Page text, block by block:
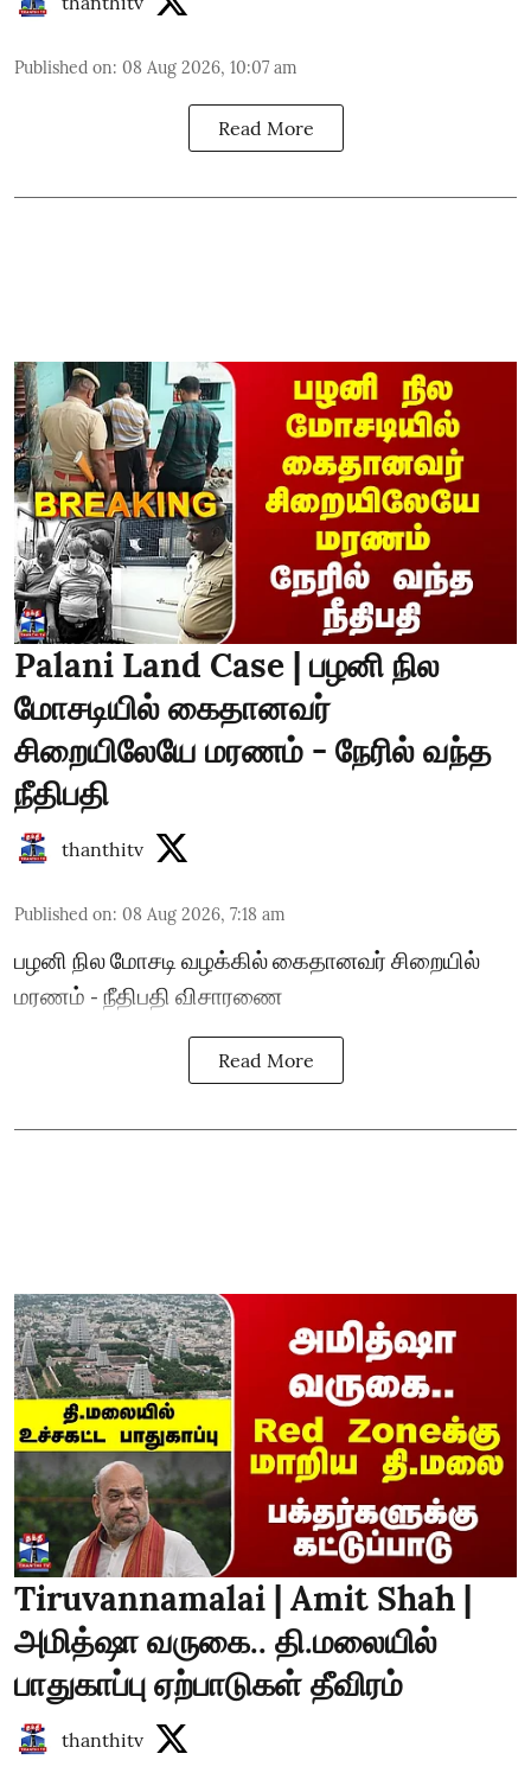
Published on: 08 Aug 2026, 10:07 am
Read More
Palani Land Case | பழனி நில
மோசடியில் கைதானவர்
சிறையிலேயே மரணம் - நேரில் வந்த
நீதிபதி
thanthitv
Published on: 08 Aug 2026, 7:18 am
பழனி நில மோசடி வழக்கில் கைதானவர் சிறையில்
மரணம் - நீதிபதி விசாரணை
Read More
Tiruvannamalai | Amit Shah |
அமித்ஷா வருகை.. தி.மலையில்
பாதுகாப்பு ஏற்பாடுகள் தீவிரம்
thanthitv